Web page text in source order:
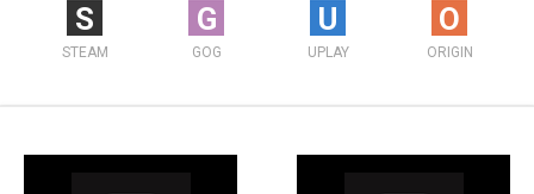
S
STEAM
G
GOG
U
UPLAY
O
ORIGIN